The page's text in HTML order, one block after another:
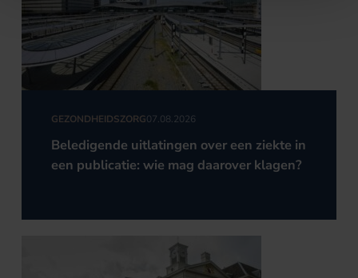
GEZONDHEIDSZORG07.08.2026
Beledigende uitlatingen over een ziekte in
een publicatie: wie mag daarover klagen?